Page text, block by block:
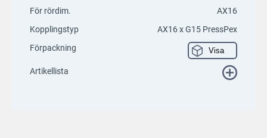
För rördim.
AX16
Kopplingstyp
AX16 x G15 PressPex
Förpackning
Visa
Artikellista